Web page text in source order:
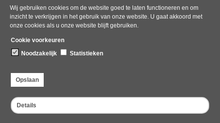
Wij gebruiken cookies om de website goed te laten functioneren en om
inzicht te verkrijgen in het gebruik van onze website. U gaat akkoord met
onze cookies als u onze website blijft gebruiken.
Cookie voorkeuren
Noodzakelijk
Statistieken
Opslaan
Details
Bezoekadres
Dampten 2, 1624 NR Hoorn
Postbus 2095, 1620 EB Hoorn
Openingstijden kantoor
Maandag tot en met vrijdag*
van 08:00 tot 16:30